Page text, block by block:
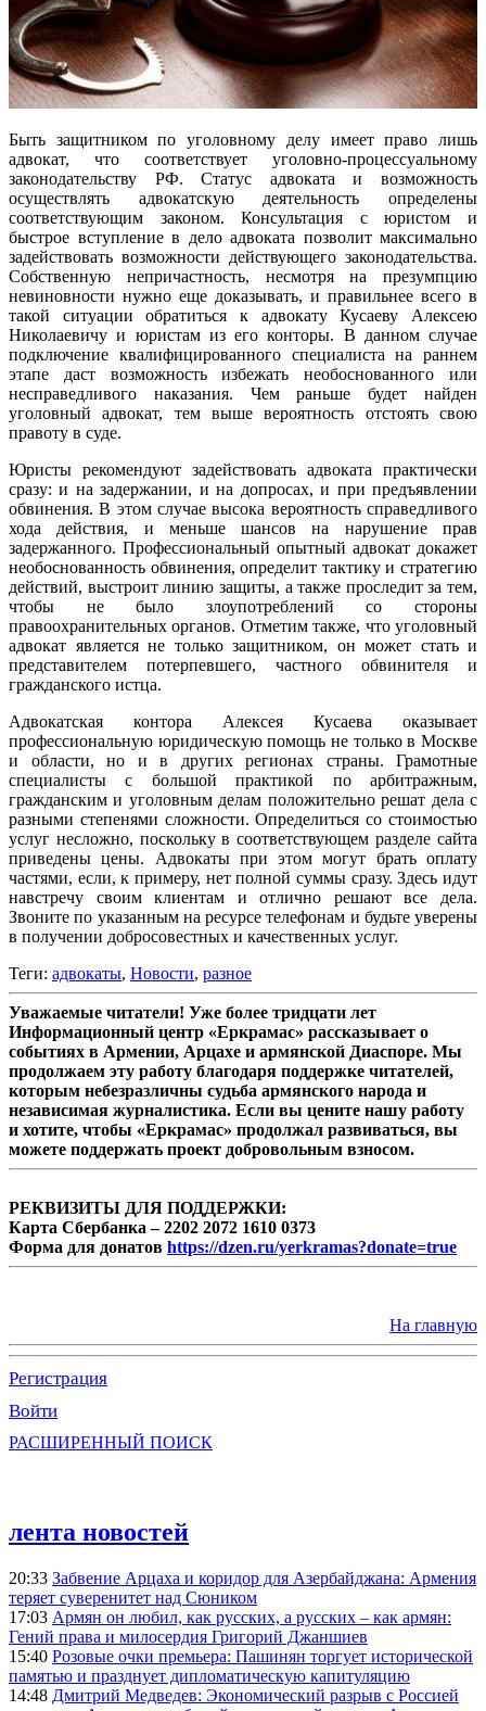
Быть защитником по уголовному делу имеет право лишь
адвокат, что соответствует уголовно-процессуальному
законодательству РФ. Статус адвоката и возможность
осуществлять адвокатскую деятельность определены
соответствующим законом. Консультация с юристом и
быстрое вступление в дело адвоката позволит максимально
задействовать возможности действующего законодательства.
Собственную непричастность, несмотря на презумпцию
невиновности нужно еще доказывать, и правильнее всего в
такой ситуации обратиться к адвокату Кусаеву Алексею
Николаевичу и юристам из его конторы. В данном случае
подключение квалифицированного специалиста на раннем
этапе даст возможность избежать необоснованного или
несправедливого наказания. Чем раньше будет найден
уголовный адвокат, тем выше вероятность отстоять свою
правоту в суде.
Юристы рекомендуют задействовать адвоката практически
сразу: и на задержании, и на допросах, и при предъявлении
обвинения. В этом случае высока вероятность справедливого
хода действия, и меньше шансов на нарушение прав
задержанного. Профессиональный опытный адвокат докажет
необоснованность обвинения, определит тактику и стратегию
действий, выстроит линию защиты, а также проследит за тем,
чтобы не было злоупотреблений со стороны
правоохранительных органов. Отметим также, что уголовный
адвокат является не только защитником, он может стать и
представителем потерпевшего, частного обвинителя и
гражданского истца.
Адвокатская контора Алексея Кусаева оказывает
профессиональную юридическую помощь не только в Москве
и области, но и в других регионах страны. Грамотные
специалисты с большой практикой по арбитражным,
гражданским и уголовным делам положительно решат дела с
разными степенями сложности. Определиться со стоимостью
услуг несложно, поскольку в соответствующем разделе сайта
приведены цены. Адвокаты при этом могут брать оплату
частями, если, к примеру, нет полной суммы сразу. Здесь идут
навстречу своим клиентам и отлично решают все дела.
Звоните по указанным на ресурсе телефонам и будьте уверены
в получении добросовестных и качественных услуг.
Теги: адвокаты, Новости, разное
Уважаемые читатели! Уже более тридцати лет
Информационный центр «Еркрамас» рассказывает о
событиях в Армении, Арцахе и армянской Диаспоре. Мы
продолжаем эту работу благодаря поддержке читателей,
которым небезразличны судьба армянского народа и
независимая журналистика. Если вы цените нашу работу
и хотите, чтобы «Еркрамас» продолжал развиваться, вы
можете поддержать проект добровольным взносом.
РЕКВИЗИТЫ ДЛЯ ПОДДЕРЖКИ:
Карта Сбербанка – 2202 2072 1610 0373
Форма для донатов https://dzen.ru/yerkramas?donate=true
На главную
Регистрация
Войти
РАСШИРЕННЫЙ ПОИСК
лента новостей
20:33 Забвение Арцаха и коридор для Азербайджана: Армения
теряет суверенитет над Сюником
17:03 Армян он любил, как русских, а русских – как армян:
Гений права и милосердия Григорий Джаншиев
15:40 Розовые очки премьера: Пашинян торгует исторической
памятью и празднует дипломатическую капитуляцию
14:48 Дмитрий Медведев: Экономический разрыв с Россией